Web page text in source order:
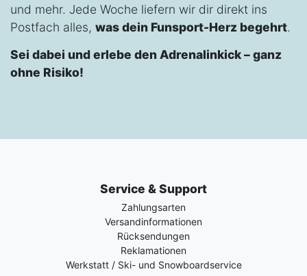
und mehr. Jede Woche liefern wir dir direkt ins
Postfach alles, was dein Funsport-Herz begehrt.
Sei dabei und erlebe den Adrenalinkick – ganz
ohne Risiko!
Service & Support
Zahlungsarten
Versandinformationen
Rücksendungen
Reklamationen
Werkstatt / Ski- und Snowboardservice